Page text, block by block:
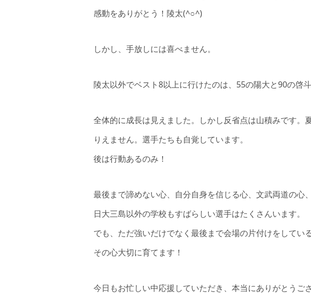
感動をありがとう！陵太(^○^)
しかし、手放しには喜べません。
陵太以外でベスト8以上に行けたのは、55の陽大と90の啓斗
全体的に成長は見えました。しかし反省点は山積みです。
りえません。選手たちも自覚しています。
後は行動あるのみ！
最後まで諦めない心、自分自身を信じる心、文武両道の心
日大三島以外の学校もすばらしい選手はたくさんいます。
でも、ただ強いだけでなく最後まで会場の片付けをしてい
その心大切に育てます！
今日もお忙しい中応援していただき、本当にありがとうご